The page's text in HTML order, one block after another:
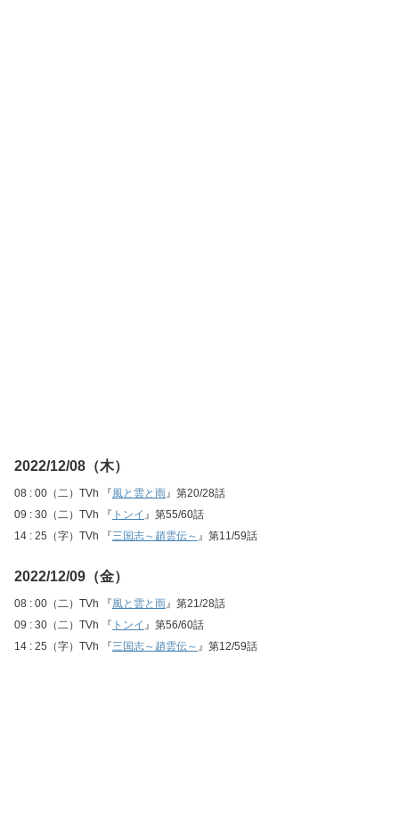
2022/12/08（木）
08 : 00（二）TVh 『風と雲と雨』第20/28話
09 : 30（二）TVh 『 トンイ 』第55/60話
14 : 25（字）TVh 『三国志～趙雲伝～ 』第11/59話
2022/12/09（金）
08 : 00（二）TVh 『風と雲と雨』第21/28話
09 : 30（二）TVh 『 トンイ 』第56/60話
14 : 25（字）TVh 『三国志～趙雲伝～ 』第12/59話